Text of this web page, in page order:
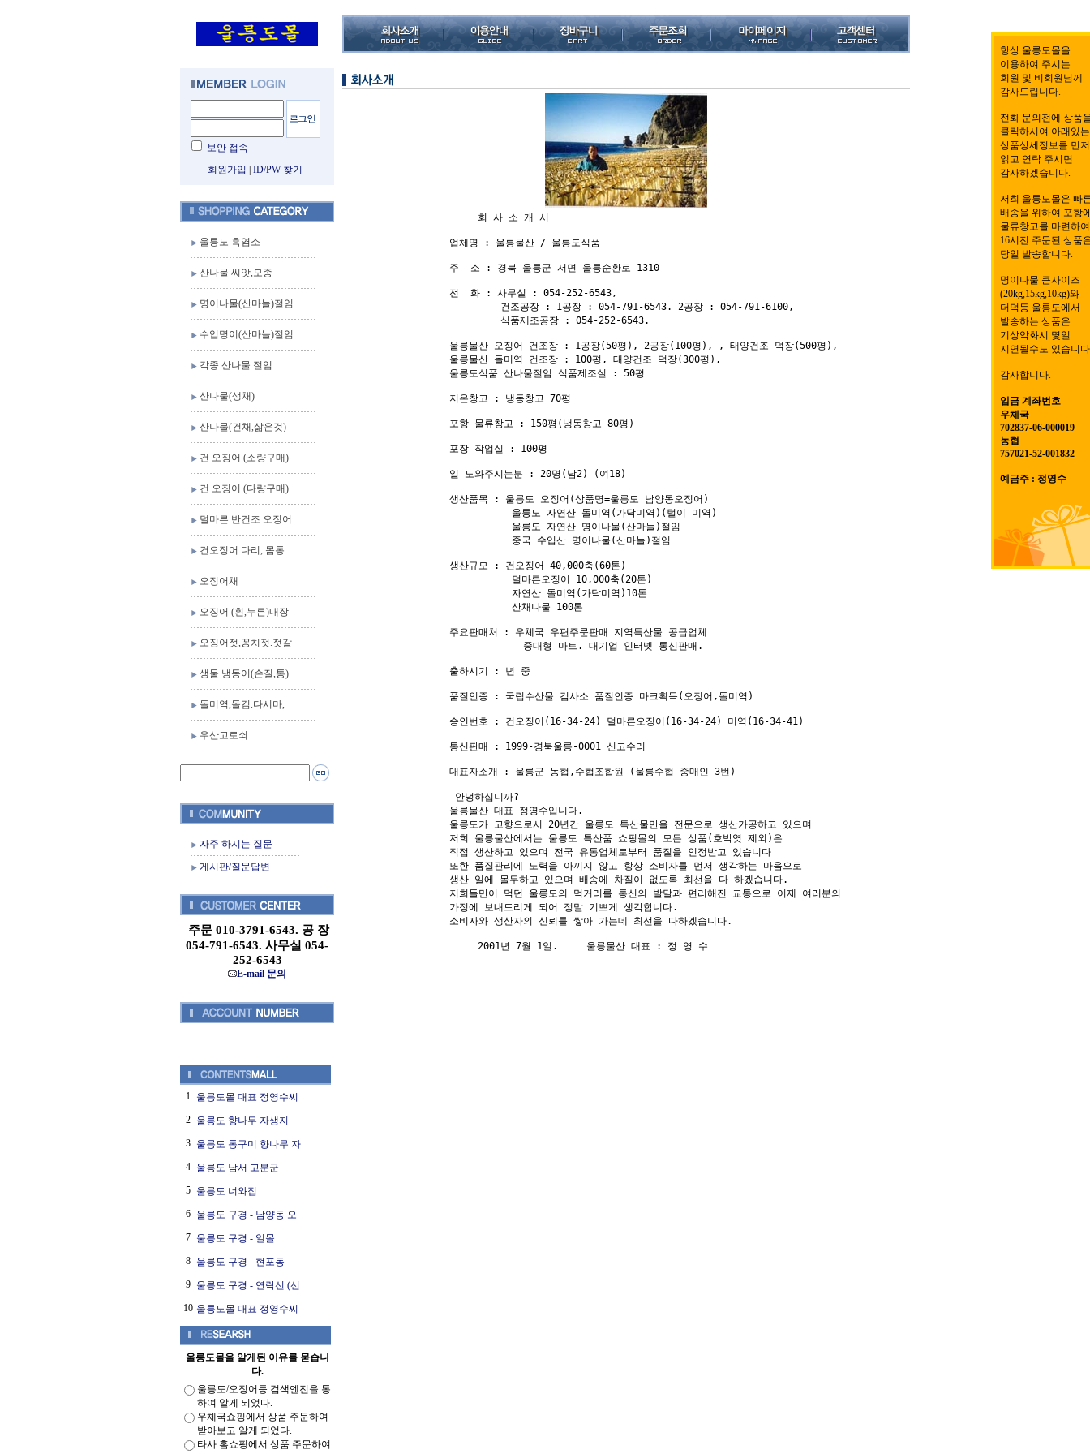
보안 접속
회원가입
ID/PW 찾기
울릉도 흑염소
산나물 씨앗,모종
명이나물(산마늘)절임
수입명이(산마늘)절임
각종 산나물 절임
산나물(생채)
산나물(건채,삶은것)
건 오징어 (소량구매)
건 오징어 (다량구매)
덜마른 반건조 오징어
건오징어 다리, 몸통
오징어채
오징어 (흰,누른)내장
오징어젓,꽁치젓.젓갈
생물 냉동어(손질,통)
돌미역,돌김.다시마,
우산고로쇠
자주 하시는 질문
게시판/질문답변
주문 010-3791-6543. 공 장
054-791-6543. 사무실 054-
252-6543
E-mail 문의
1 울릉도몰 대표 정영수씨
2 울릉도 향나무 자생지
3 울릉도 통구미 향나무 자
4 울릉도 남서 고분군
5 울릉도 너와집
6 울릉도 구경 - 남양동 오
7 울릉도 구경 - 일몰
8 울릉도 구경 - 현포동
9 울릉도 구경 - 연락선 (선
10 울릉도몰 대표 정영수씨
울릉도몰을 알게된 이유를 묻습니
다.
울릉도/오징어등 검색엔진을 통
하여 알게 되었다.
우체국쇼핑에서 상품 주문하여
받아보고 알게 되었다.
타사 홈쇼핑에서 상품 주문하여
     회 사 소 개 서
업체명 : 울릉물산 / 울릉도식품
주  소 : 경북 울릉군 서면 울릉순환로 1310
전  화 : 사무실 : 054-252-6543,
         건조공장 : 1공장 : 054-791-6543. 2공장 : 054-791-6100,
         식품제조공장 : 054-252-6543.
울릉물산 오징어 건조장 : 1공장(50평), 2공장(100평), , 태양건조 덕장(500평),
울릉물산 돌미역 건조장 : 100평, 태양건조 덕장(300평),
울릉도식품 산나물절임 식품제조실 : 50평
저온창고 : 냉동창고 70평
포항 물류창고 : 150평(냉동창고 80평)
포장 작업실 : 100평
일 도와주시는분 : 20명(남2) (여18)
생산품목 : 울릉도 오징어(상품명=울릉도 남양동오징어)
           울릉도 자연산 돌미역(가닥미역)(털이 미역)
           울릉도 자연산 명이나물(산마늘)절임
           중국 수입산 명이나물(산마늘)절임
생산규모 : 건오징어 40,000축(60톤)
           덜마른오징어 10,000축(20톤)
           자연산 돌미역(가닥미역)10톤
           산채나물 100톤
주요판매처 : 우체국 우편주문판매 지역특산물 공급업체
             중대형 마트. 대기업 인터넷 통신판매.
출하시기 : 년 중
품질인증 : 국립수산물 검사소 품질인증 마크획득(오징어,돌미역)
승인번호 : 건오징어(16-34-24) 덜마른오징어(16-34-24) 미역(16-34-41)
통신판매 : 1999-경북울릉-0001 신고수리
대표자소개 : 울릉군 농협,수협조합원 (울릉수협 중매인 3번)
안녕하십니까?
울릉물산 대표 정영수입니다.
울릉도가 고향으로서 20년간 울릉도 특산물만을 전문으로 생산가공하고 있으며
저희 울릉물산에서는 울릉도 특산품 쇼핑몰의 모든 상품(호박엿 제외)은
직접 생산하고 있으며 전국 유통업체로부터 품질을 인정받고 있습니다
또한 품질관리에 노력을 아끼지 않고 항상 소비자를 먼저 생각하는 마음으로
생산 일에 몰두하고 있으며 배송에 차질이 없도록 최선을 다 하겠습니다.
저희들만이 먹던 울릉도의 먹거리를 통신의 발달과 편리해진 교통으로 이제 여러분의
가정에 보내드리게 되어 정말 기쁘게 생각합니다.
소비자와 생산자의 신뢰를 쌓아 가는데 최선을 다하겠습니다.
     2001년 7월 1일.     울릉물산 대표 : 정 영 수
항상 울릉도몰을
이용하여 주시는
회원 및 비회원님께
감사드립니다.
전화 문의전에 상품
클릭하시여 아래있는
상품상세정보를 먼저
읽고 연락 주시면
감사하겠습니다.
저희 울릉도몰은 빠
배송을 위하여 포항
물류창고를 마련하여
16시전 주문된 상품
당일 발송합니다.
명이나물 큰사이즈
(20kg,15kg,10kg)와
더덕등 울릉도에서
발송하는 상품은
기상악화시 몇일
지연될수도 있습니
감사합니다.
입금 계좌번호
우체국
702837-06-000019
농협
757021-52-001832
예금주 : 정영수